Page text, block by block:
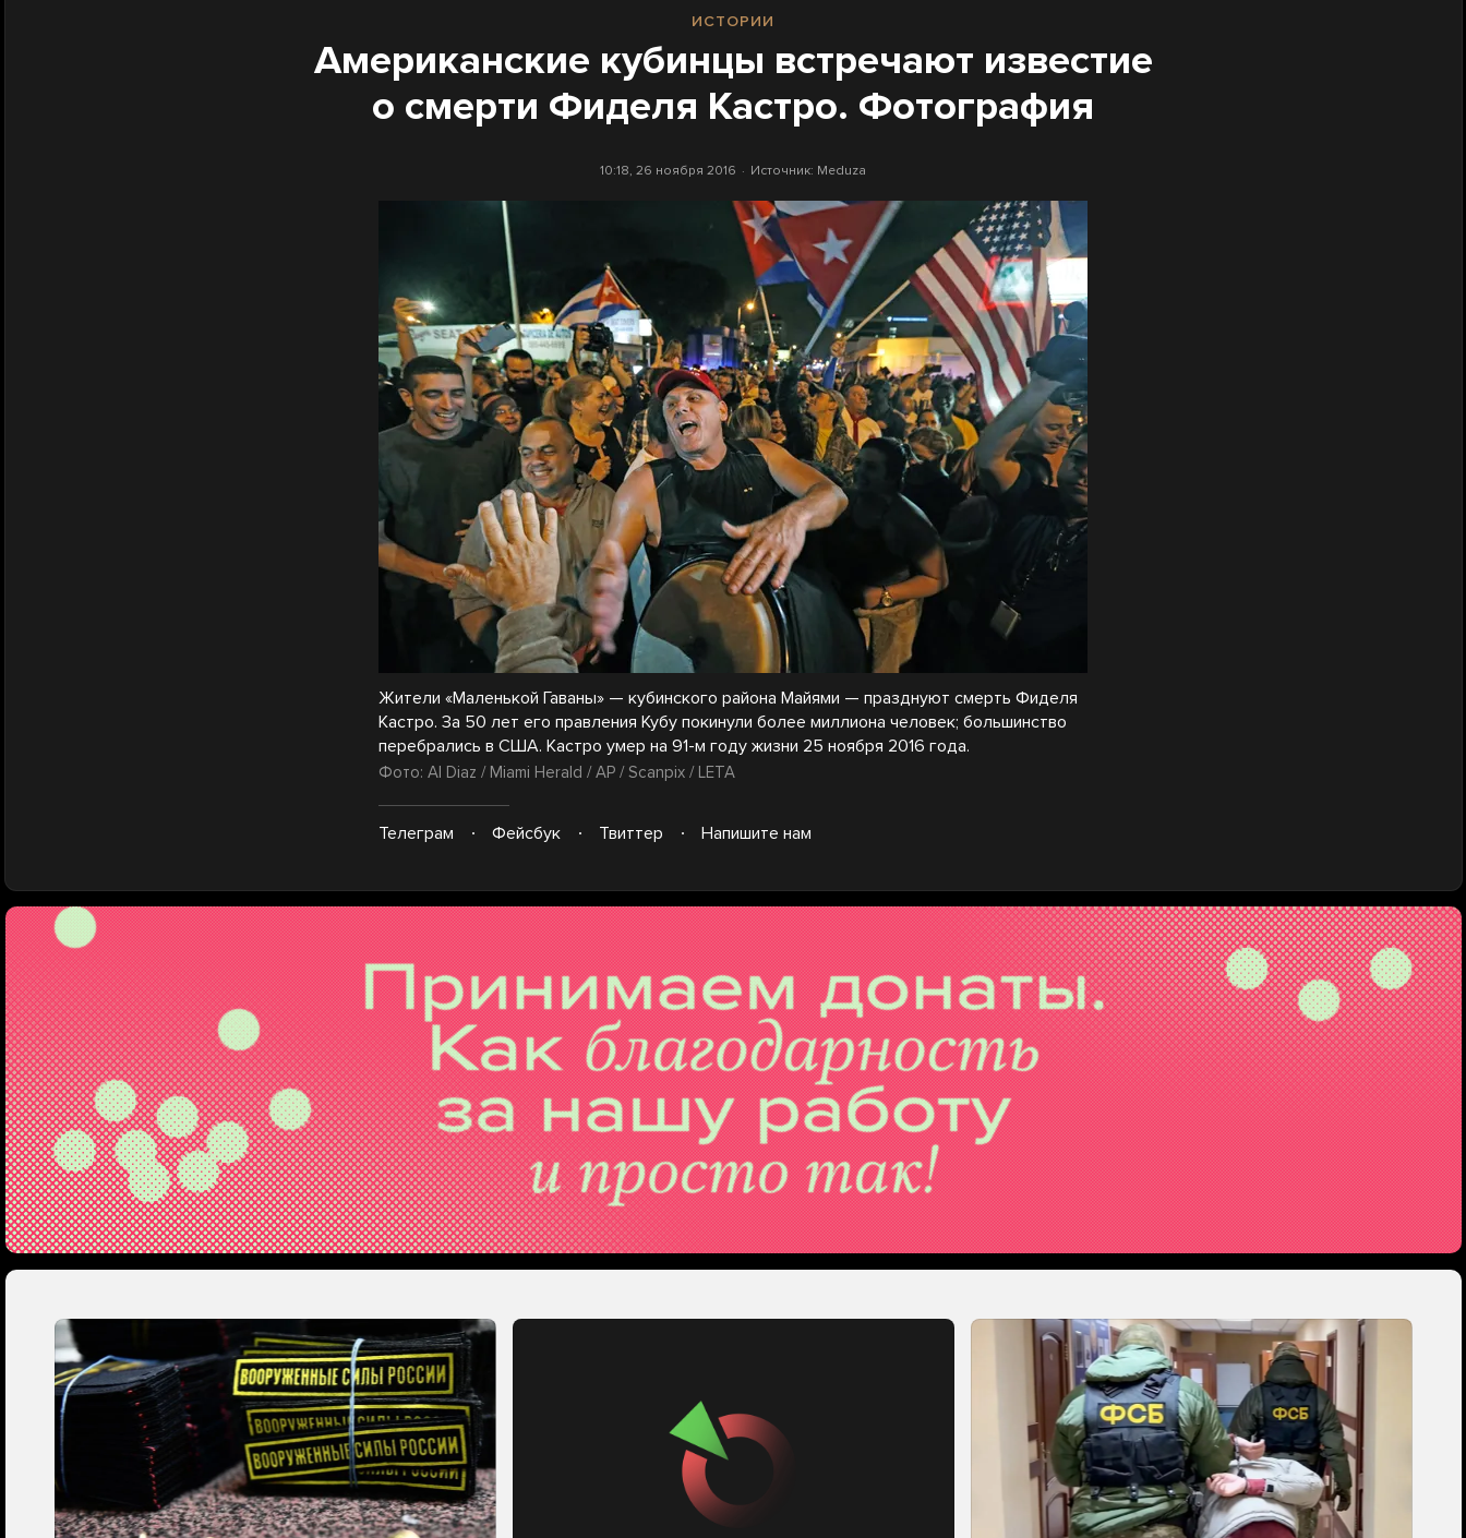
ИСТОРИИ
Американские кубинцы встречают известие
о смерти Фиделя Кастро. Фотография
10:18, 26 ноября 2016 Источник: Meduza
Жители «Маленькой Гаваны» — кубинского района Майями — празднуют смерть Фиделя
Кастро. За 50 лет его правления Кубу покинули более миллиона человек; большинство
перебрались в США. Кастро умер на 91-м году жизни 25 ноября 2016 года.
Фото: Al Diaz / Miami Herald / AP / Scanpix / LETA
Телеграм Фейсбук Твиттер Напишите нам